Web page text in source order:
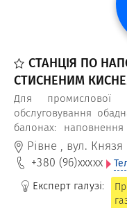
СТАНЦІЯ ПО
СТИСНЕНИМ
Для
обслуговування
балонах:
кисень, вуглекислота,
Рівне , вул.
+380 (96)xxxxx
Експерт галузі: